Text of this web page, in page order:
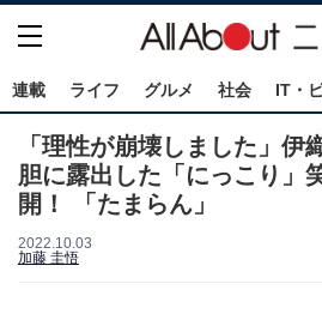
連載 ライフ グルメ 社会 IT・
「理性が崩壊しました」伊
胆に露出した「にっこり」
開！ 「たまらん」
2022.10.03
加藤 圭悟